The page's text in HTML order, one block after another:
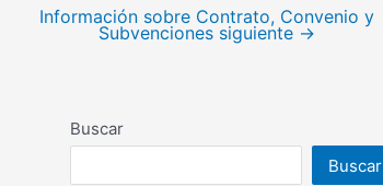
Información sobre Contrato, Convenio y
Subvenciones siguiente →
Buscar
Buscar